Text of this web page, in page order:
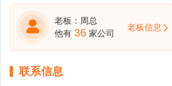
老板：周总
他有 36 家公司
老板信息
联系信息